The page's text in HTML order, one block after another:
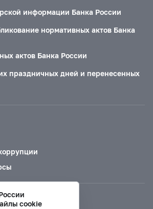
информации Банка России
нормативных актов Банка
актов Банка России
праздничных дней и перенесенных
cookie